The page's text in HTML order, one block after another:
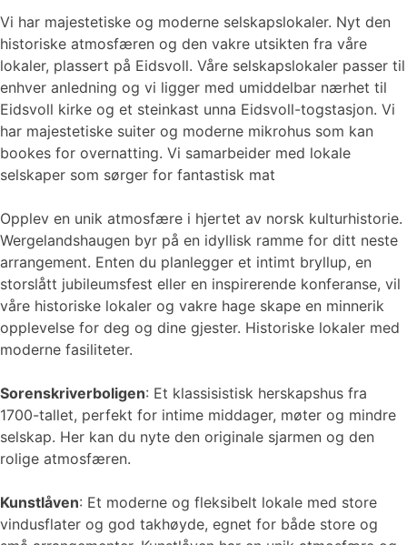
Vi har majestetiske og moderne selskapslokaler. Nyt den
historiske atmosfæren og den vakre utsikten fra våre
lokaler, plassert på Eidsvoll. Våre selskapslokaler passer til
enhver anledning og vi ligger med umiddelbar nærhet til
Eidsvoll kirke og et steinkast unna Eidsvoll-togstasjon. Vi
har majestetiske suiter og moderne mikrohus som kan
bookes for overnatting. Vi samarbeider med lokale
selskaper som sørger for fantastisk mat
Opplev en unik atmosfære i hjertet av norsk kulturhistorie.
Wergelandshaugen byr på en idyllisk ramme for ditt neste
arrangement. Enten du planlegger et intimt bryllup, en
storslått jubileumsfest eller en inspirerende konferanse, vil
våre historiske lokaler og vakre hage skape en minnerik
opplevelse for deg og dine gjester. Historiske lokaler med
moderne fasiliteter.
Sorenskriverboligen: Et klassisistisk herskapshus fra
1700-tallet, perfekt for intime middager, møter og mindre
selskap. Her kan du nyte den originale sjarmen og den
rolige atmosfæren.
Kunstlåven: Et moderne og fleksibelt lokale med store
vindusflater og god takhøyde, egnet for både store og